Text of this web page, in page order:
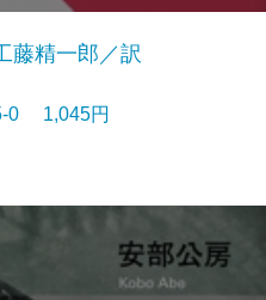
藤精一郎／訳
0 1,045円